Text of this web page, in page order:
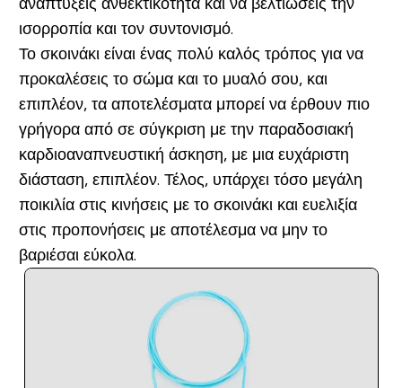
ισορροπία και τον συντονισμό.
Το σκοινάκι είναι ένας πολύ καλός τρόπος για να
προκαλέσεις το σώμα και το μυαλό σου, και
επιπλέον, τα αποτελέσματα μπορεί να έρθουν πιο
γρήγορα από σε σύγκριση με την παραδοσιακή
καρδιοαναπνευστική άσκηση, με μια ευχάριστη
διάσταση, επιπλέον. Τέλος, υπάρχει τόσο μεγάλη
ποικιλία στις κινήσεις με το σκοινάκι και ευελιξία
στις προπονήσεις με αποτέλεσμα να μην το
βαριέσαι εύκολα.